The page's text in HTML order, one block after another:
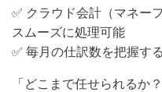
✅ クラウド会計（マネー
スムーズに処理可能
✅ 毎月の仕訳数を把握す
「どこまで任せられるか